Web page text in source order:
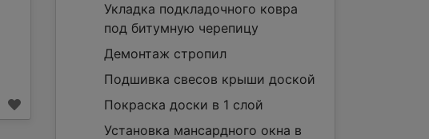
Укладка подкладочного ковра
под битумную черепицу
Демонтаж стропил
Подшивка свесов крыши доской
Покраска доски в 1 слой
Установка мансардного окна в